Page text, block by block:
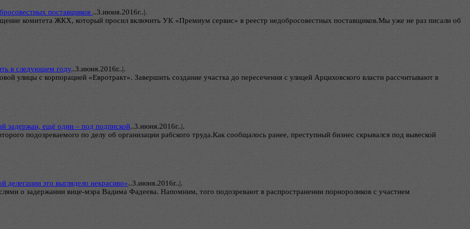
поставщиков ..3.июня.2016г..|.
комитета ЖКХ, который просил включить УК «Премиум сервис» в реестр недобросовестных поставщиков.Мы уже не раз писали об
в следующем году..3.июня.2016г..|.
улицы с корпорацией «Евротракт». Завершить создание участка до пересечения с улицей Арциховского власти рассчитывают в
задержан, ещё один – под подпиской..3.июня.2016г..|.
подозреваемого по делу об организации рабского труда.Как сообщалось ранее, преступный бизнес скрывался под вывеской
это выглядело некрасиво»..3.июня.2016г..|.
о задержании вице-мэра Вадима Фадеева. Напомним, того подозревают в распространении порнороликов с участием